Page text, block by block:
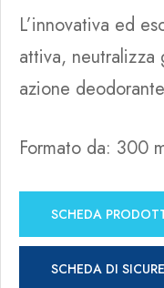
L’innovativa ed
attiva,
azione
Formato da: 300
SCHEDA
SCHEDA DI